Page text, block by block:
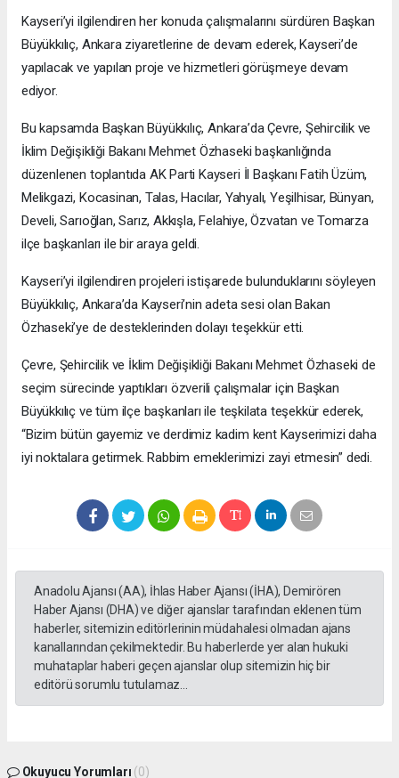
Kayseri’yi ilgilendiren her konuda çalışmalarını sürdüren Başkan
Büyükkılıç, Ankara ziyaretlerine de devam ederek, Kayseri’de
yapılacak ve yapılan proje ve hizmetleri görüşmeye devam
ediyor.
Bu kapsamda Başkan Büyükkılıç, Ankara’da Çevre, Şehircilik ve
İklim Değişikliği Bakanı Mehmet Özhaseki başkanlığında
düzenlenen toplantıda AK Parti Kayseri İl Başkanı Fatih Üzüm,
Melikgazi, Kocasinan, Talas, Hacılar, Yahyalı, Yeşilhisar, Bünyan,
Develi, Sarıoğlan, Sarız, Akkışla, Felahiye, Özvatan ve Tomarza
ilçe başkanları ile bir araya geldi.
Kayseri’yi ilgilendiren projeleri istişarede bulunduklarını söyleyen
Büyükkılıç, Ankara’da Kayseri’nin adeta sesi olan Bakan
Özhaseki’ye de desteklerinden dolayı teşekkür etti.
Çevre, Şehircilik ve İklim Değişikliği Bakanı Mehmet Özhaseki de
seçim sürecinde yaptıkları özverili çalışmalar için Başkan
Büyükkılıç ve tüm ilçe başkanları ile teşkilata teşekkür ederek,
“Bizim bütün gayemiz ve derdimiz kadim kent Kayserimizi daha
iyi noktalara getirmek. Rabbim emeklerimizi zayi etmesin” dedi.
Anadolu Ajansı (AA), İhlas Haber Ajansı (İHA), Demirören
Haber Ajansı (DHA) ve diğer ajanslar tarafından eklenen tüm
haberler, sitemizin editörlerinin müdahalesi olmadan ajans
kanallarından çekilmektedir. Bu haberlerde yer alan hukuki
muhataplar haberi geçen ajanslar olup sitemizin hiç bir
editörü sorumlu tutulamaz...
Okuyucu Yorumları (0)